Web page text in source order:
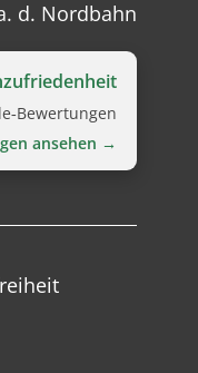
d. Nordbahn
ansehen →